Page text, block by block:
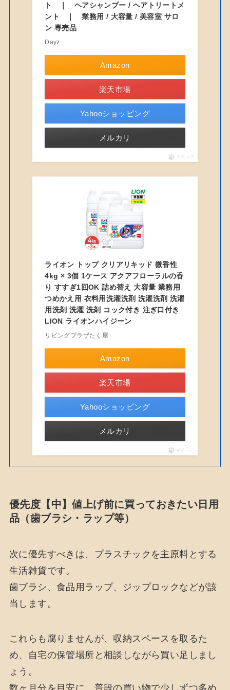
ト ｜ ヘアシャンプー / ヘアトリートメ
ント ｜ 業務用 / 大容量 / 美容室 サロ
ン 専売品
Dayz
Amazon
楽天市場
Yahooショッピング
メルカリ
ポチップ
ライオン トップ クリアリキッド 微香性
4kg × 3個 1ケース アクアフローラルの香
り すすぎ1回OK 詰め替え 大容量 業務用
つめかえ用 衣料用洗濯洗剤 洗濯洗剤 洗濯
用洗剤 洗濯 洗剤 コック付き 注ぎ口付き
LION ライオンハイジーン
リビングプラザたく屋
Amazon
楽天市場
Yahooショッピング
メルカリ
ポチップ
優先度【中】値上げ前に買っておきたい日用
品（歯ブラシ・ラップ等）
次に優先すべきは、プラスチックを主原料とする
生活雑貨です。
歯ブラシ、食品用ラップ、ジップロックなどが該
当します。
これらも腐りませんが、収納スペースを取るた
め、自宅の保管場所と相談しながら買い足しまし
ょう。
数ヶ月分を目安に、普段の買い物で少しずつ多め